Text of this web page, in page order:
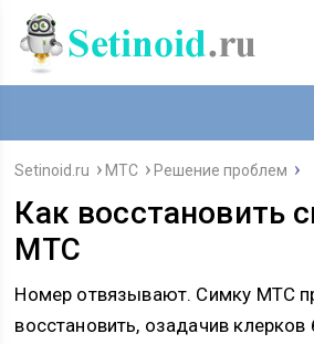
Setinoid.ru МТС Решение проблем
Как восстановить
МТС
Номер отвязывают. Симку МТС
восстановить, озадачив